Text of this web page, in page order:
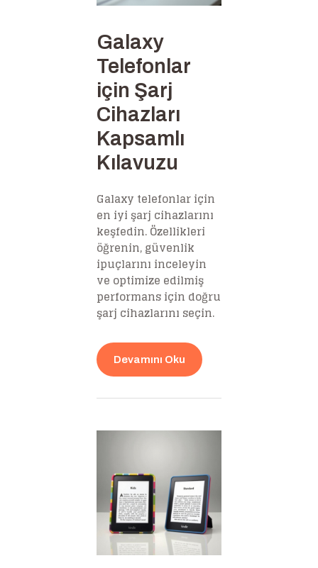
Galaxy
Telefonlar
için Şarj
Cihazları
Kapsamlı
Kılavuzu
Galaxy telefonlar için
en iyi şarj cihazlarını
keşfedin. Özellikleri
öğrenin, güvenlik
ipuçlarını inceleyin
ve optimize edilmiş
performans için doğru
şarj cihazlarını seçin.
Devamını Oku